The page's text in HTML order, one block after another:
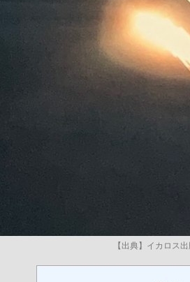
【出典】イカロス